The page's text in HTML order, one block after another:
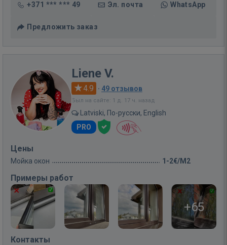
+371 *** *** 49 Эл. почта WhatsApp
Предложить заказ
Liene V.
4.9 · 49 отзывов
Был на сайте: 1 д. 17 ч. назад
Latviski, По-русски, English
PRO
Цены
Мойка окон 1-2€/M2
Примеры работ
+65
Контакты